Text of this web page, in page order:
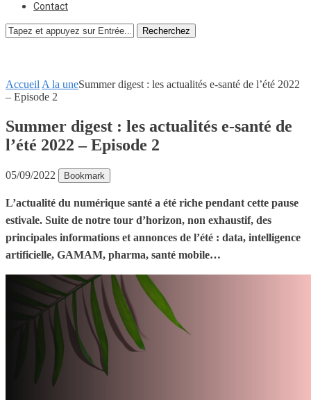
Contact
Recherchez
Accueil A la uneSummer digest : les actualités e-santé de l’été 2022
– Episode 2
Summer digest : les actualités e-santé de
l’été 2022 – Episode 2
05/09/2022 Bookmark
L’actualité du numérique santé a été riche pendant cette pause
estivale. Suite de notre tour d’horizon, non exhaustif, des
principales informations et annonces de l’été : data, intelligence
artificielle, GAMAM, pharma, santé mobile…